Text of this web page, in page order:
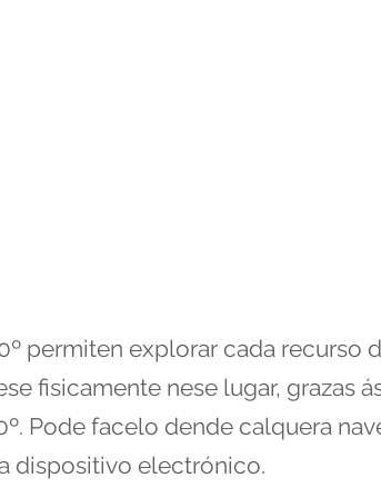
permiten explorar cada recurso
fisicamente nese lugar, grazas
Pode facelo dende calquera
dispositivo electrónico.